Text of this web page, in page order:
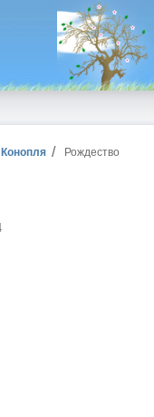
Рождество